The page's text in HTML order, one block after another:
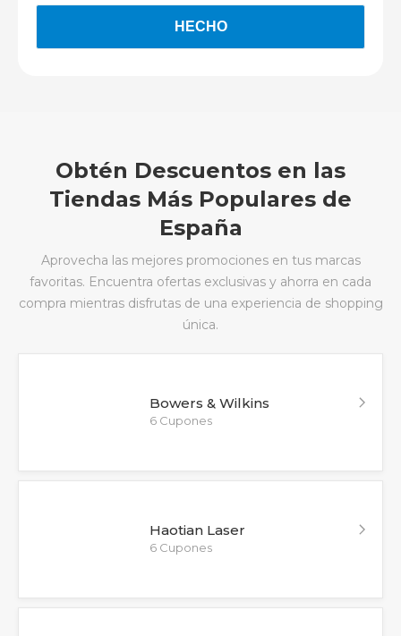
Obtén Descuentos en las
Tiendas Más Populares de
España
Aprovecha las mejores promociones en tus marcas
favoritas. Encuentra ofertas exclusivas y ahorra en cada
compra mientras disfrutas de una experiencia de shopping
única.
Bowers & Wilkins
6 Cupones
Haotian Laser
6 Cupones